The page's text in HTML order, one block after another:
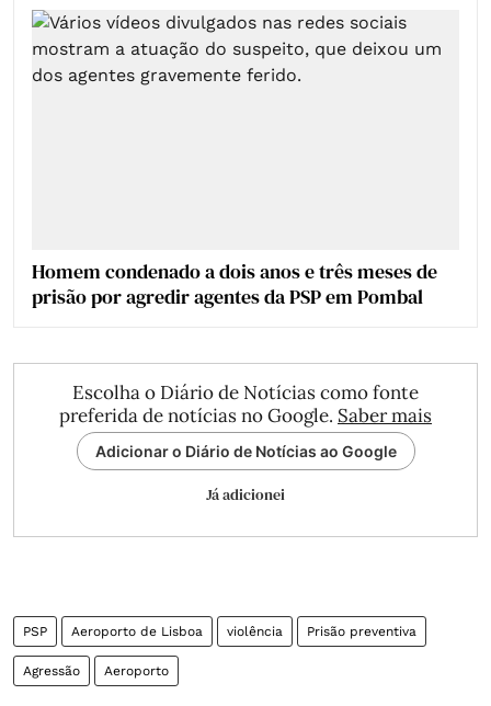
Homem condenado a dois anos e três meses de
prisão por agredir agentes da PSP em Pombal
Escolha o Diário de Notícias como fonte
preferida de notícias no Google. Saber mais
Adicionar o Diário de Notícias ao Google
Já adicionei
PSP Aeroporto de Lisboa violência Prisão preventiva
Agressão Aeroporto